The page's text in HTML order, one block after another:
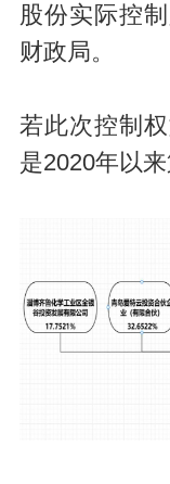
股份实际控
财政局。
若此次控制
是2020年以来